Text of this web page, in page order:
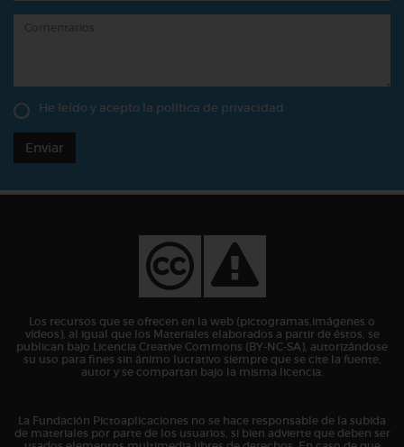
He leído y acepto la política de privacidad
Enviar
Los recursos que se ofrecen en la web (pictogramas,imágenes o
vídeos), al igual que los Materiales elaborados a partir de éstos, se
publican bajo Licencia Creative Commons (BY-NC-SA), autorizándose
su uso para fines sin ánimo lucrativo siempre que se cite la fuente,
autor y se compartan bajo la misma licencia.
La Fundación Pictoaplicaciones no se hace responsable de la subida
de materiales por parte de los usuarios, si bien advierte que deben ser